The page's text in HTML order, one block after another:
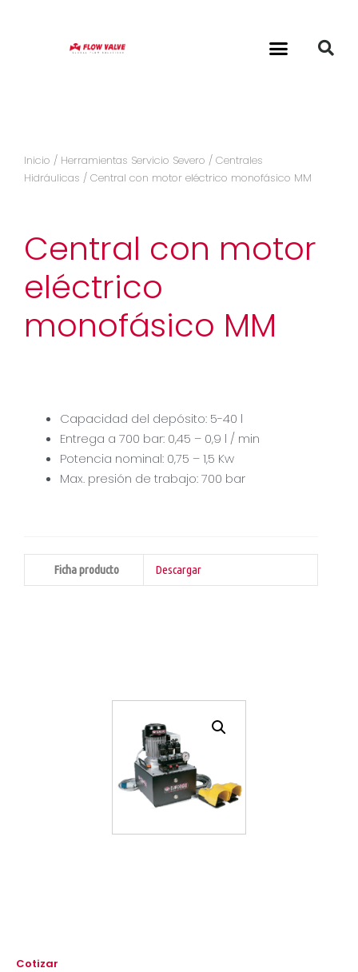
Inicio / Herramientas Servicio Severo / Centrales
Hidráulicas / Central con motor eléctrico monofásico MM
Central con motor
eléctrico
monofásico MM
Capacidad del depósito: 5-40 l
Entrega a 700 bar: 0,45 – 0,9 l / min
Potencia nominal: 0,75 – 1,5 Kw
Max. presión de trabajo: 700 bar
Ficha producto Descargar
Cotizar